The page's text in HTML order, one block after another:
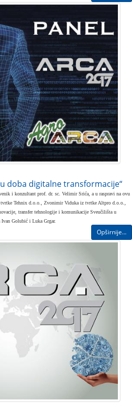
doba digitalne transformacije“
i konzultant prof. dr. sc. Velimir Srića, a u raspravi na ovu
Tehnix d.o.o., Zvonimir Viduka iz tvrtke Altpro d.o.o.,
transfer tehnologije i komunikacije Sveučilišta u
Golubić i Luka Grgar.
Opširnije...